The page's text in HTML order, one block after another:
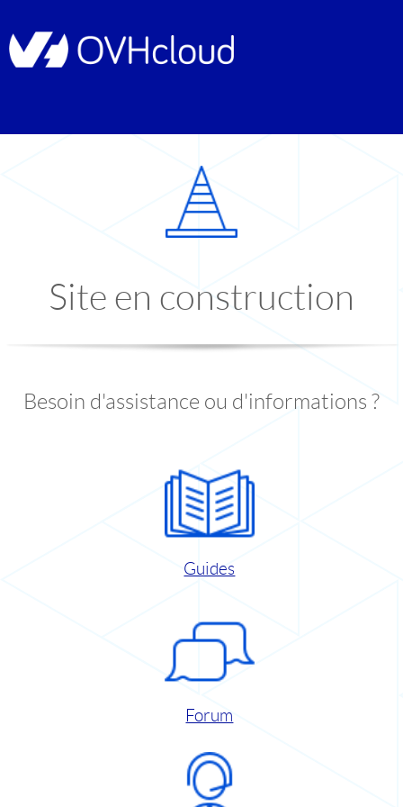
Site en construction
Besoin d'assistance ou d'informations ?
Guides
Forum